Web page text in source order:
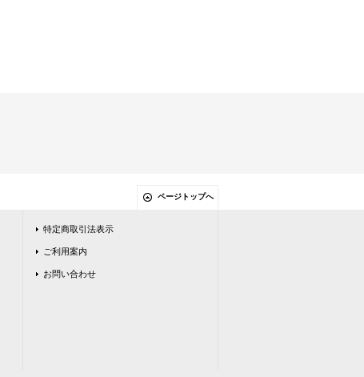
ページトップへ
特定商取引法表示
ご利用案内
お問い合わせ